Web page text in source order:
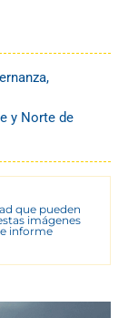
,
y Norte de
que pueden
imágenes
informe